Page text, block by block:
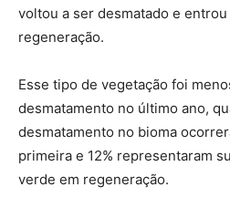
voltou a ser desmatado e
regeneração.
Esse tipo de vegetação foi
desmatamento no último ano,
desmatamento no bioma
primeira e 12% representaram
verde em regeneração.